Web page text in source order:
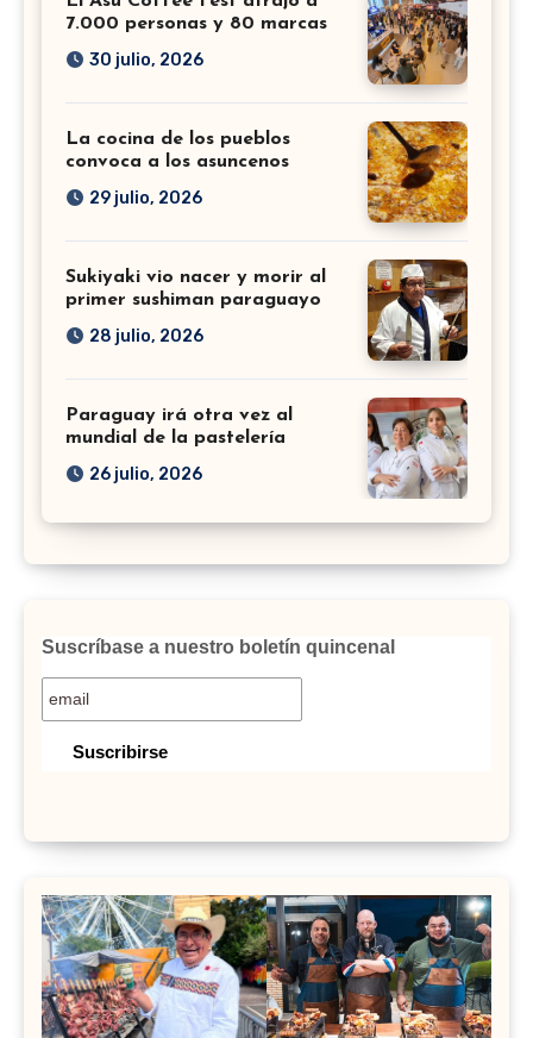
7.000 personas y 80 marcas
30 julio, 2026
La cocina de los pueblos
convoca a los asuncenos
29 julio, 2026
Sukiyaki vio nacer y morir al
primer sushiman paraguayo
28 julio, 2026
Paraguay irá otra vez al
mundial de la pastelería
26 julio, 2026
Suscríbase a nuestro boletín quincenal